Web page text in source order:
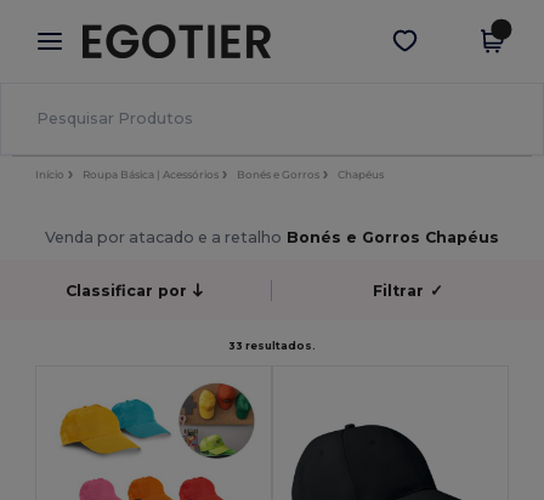
× App Egotier
Melhores preços na app!
Obter app
Início Roupa Básica | Acessórios Bonés e Gorros Chapéus
Venda por atacado e a retalho Bonés e Gorros Chapéus
Classificar por Filtrar ✓
33 resultados.